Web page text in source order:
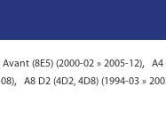
Avant (8E5) (2000-02 » 2005-12), A4
, A8 D2 (4D2, 4D8) (1994-03 »